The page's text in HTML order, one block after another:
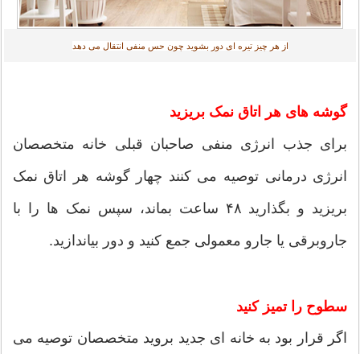
از هر چیز تیره ای دور بشوید چون حس منفی انتقال می دهد‎
گوشه های هر اتاق نمک بریزید
برای جذب انرژی منفی صاحبان قبلی خانه متخصصان
انرژی درمانی توصیه می کنند چهار گوشه هر اتاق نمک
بریزید و بگذارید ۴۸ ساعت بماند، سپس نمک ها را با
جاروبرقی یا جارو معمولی جمع کنید و دور بیاندازید.
سطوح را تمیز کنید
اگر قرار بود به خانه ای جدید بروید متخصصان توصیه می